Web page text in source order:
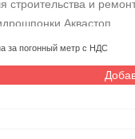
строительства и
Аквастоп.
за погонный метр с НДС